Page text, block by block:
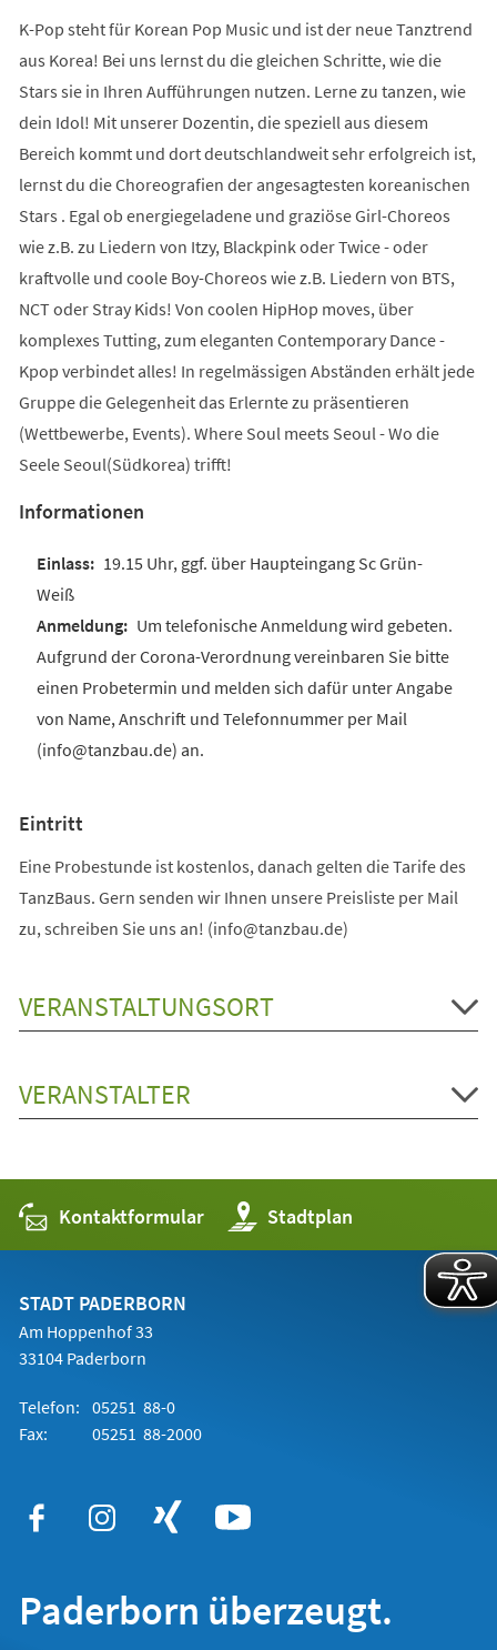
K-Pop steht für Korean Pop Music und ist der neue Tanztrend
aus Korea! Bei uns lernst du die gleichen Schritte, wie die
Stars sie in Ihren Aufführungen nutzen. Lerne zu tanzen, wie
dein Idol! Mit unserer Dozentin, die speziell aus diesem
Bereich kommt und dort deutschlandweit sehr erfolgreich ist,
lernst du die Choreografien der angesagtesten koreanischen
Stars . Egal ob energiegeladene und graziöse Girl-Choreos
wie z.B. zu Liedern von Itzy, Blackpink oder Twice - oder
kraftvolle und coole Boy-Choreos wie z.B. Liedern von BTS,
NCT oder Stray Kids! Von coolen HipHop moves, über
komplexes Tutting, zum eleganten Contemporary Dance -
Kpop verbindet alles! In regelmässigen Abständen erhält jede
Gruppe die Gelegenheit das Erlernte zu präsentieren
(Wettbewerbe, Events). Where Soul meets Seoul - Wo die
Seele Seoul(Südkorea) trifft!
Informationen
19.15 Uhr, ggf. über Haupteingang Sc Grün-
Weiß
Um telefonische Anmeldung wird gebeten.
Aufgrund der Corona-Verordnung vereinbaren Sie bitte
einen Probetermin und melden sich dafür unter Angabe
von Name, Anschrift und Telefonnummer per Mail
(info@tanzbau.de) an.
Eintritt
Eine Probestunde ist kostenlos, danach gelten die Tarife des
TanzBaus. Gern senden wir Ihnen unsere Preisliste per Mail
zu, schreiben Sie uns an! (info@tanzbau.de)
VERANSTALTUNGSORT
VERANSTALTER
Kontaktformular Stadtplan
(Öffnet
in
einem
STADT PADERBORN
Am Hoppenhof 33
33104 Paderborn
Telefon: 05251 88-0
Fax:
05251 88-2000
Paderborn überzeugt.